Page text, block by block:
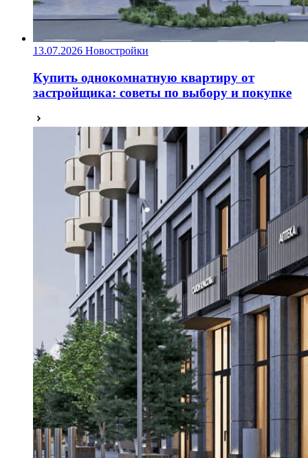
13.07.2026 Новостройки
Купить однокомнатную квартиру от
застройщика: советы по выбору и покупке